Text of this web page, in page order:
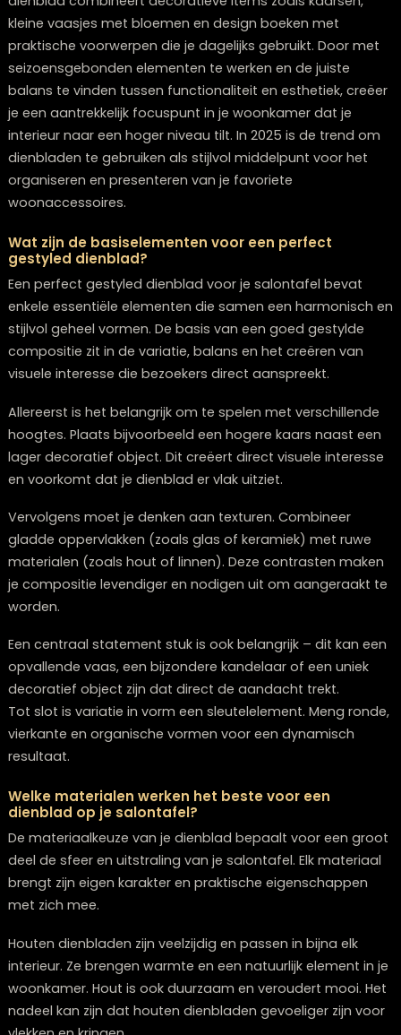
Welke budget-vriendelijke alternatieven zijn er
dure decoratie-items?
Je hoeft niet veel geld uit te geven voor een mooi
dienblad. Gebruik natuurlijke elementen zoals takken,
stenen of seizoensfruit die gratis zijn. Vintage winkels
kringloopwinkels zijn fantastische bronnen voor unieke
vaasjes en kandelaars. Daarnaast kun je eenvoudige
glazen potten hergebruiken als vazen, en mooie
die je al bezit stapelen voor hoogte. Het gaat om de
compositie, niet om de prijs van individuele items.
Hoe style ik een dienblad als mijn salontafel een
patroon of opvallende kleur heeft?
Bij een drukke of kleurrijke salontafel is het belangrijk
rust te creëren met je dienblad styling. Kies voor een
de tafel. Houd je styling minimalistisch met slechts 3-
items in rustige, gedempte tinten. Dit zorgt ervoor dat
zowel je mooie salontafel als je dienblad tot hun recht
Wat zijn goede statement stukken voor
die nog geen grote decoratiecollectie hebben?
Voor beginners zijn enkele veelzijdige statement
ideaal om mee te starten. Een mooie kandelaar
en kan met verschillende kaarsen steeds een nieuwe
krijgen. Een decoratieve vaas in een neutrale kleur
brons of wit) is ook een slimme investering omdat je
het hele jaar door kunt gebruiken met verschillende
bloemen of takken. Tot slot is een stapel mooie
table books over kunst, fotografie of design zowel
decoratief als functioneel en vormt een solide basis
je dienblad styling.
Hoe style je een dienblad op je
href=”https://www.loungezwolle.nl/author/pien/
</a>
functioneel – het is een klein podium voor je
stijl en smaak. Het stylen van een dienblad begint
kiezen van de juiste maat en materiaal voor je
gevolgd door het toevoegen van verschillende